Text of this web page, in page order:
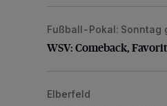
WSV: Comeback,
Fußball-Pokal: Sonntag
WSV: Comeback,
Ein neuer Brunnen für
Elberfeld